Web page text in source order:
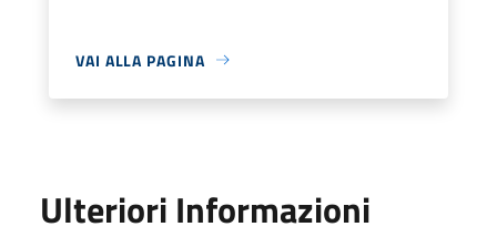
VAI ALLA PAGINA
Ulteriori Informazioni